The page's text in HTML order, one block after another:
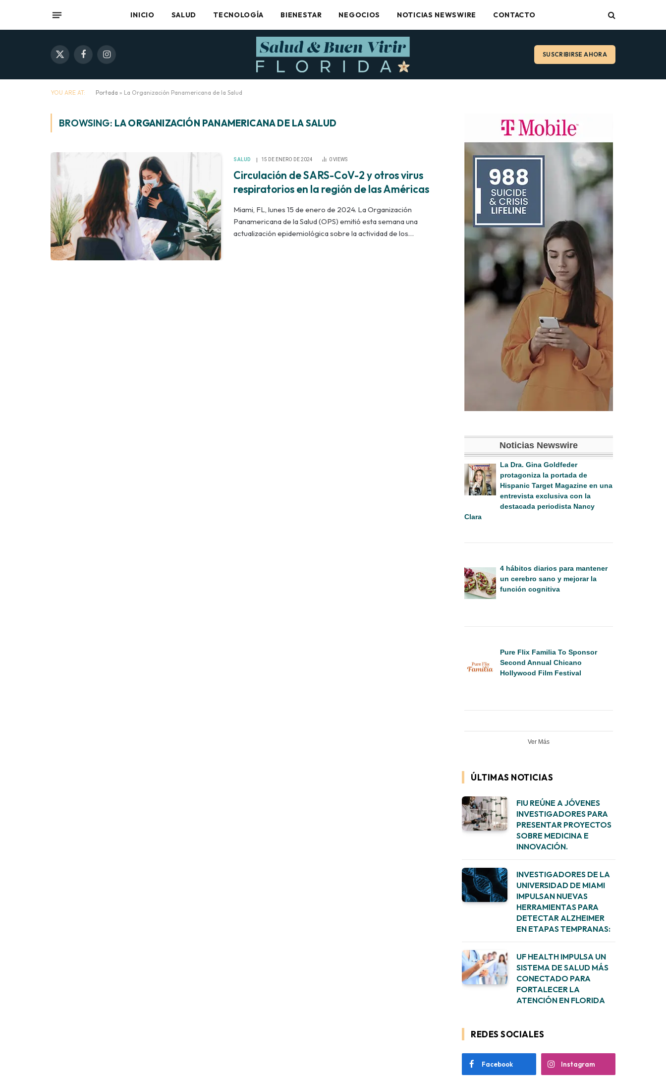
INICIO SALUD TECNOLOGÍA BIENESTAR NEGOCIOS NOTICIAS NEWSWIRE CONTACTO
X
FacebookInstagram SUSCRIBIRSE AHORA
YOU ARE AT: Portada » La Organización Panamericana de la Salud
BROWSING: LA ORGANIZACIÓN PANAMERICANA DE LA SALUD
SALUD 15 DE ENERO DE 2024 0VIEWS
Circulación de SARS-CoV-2 y otros virus
respiratorios en la región de las Américas
Miami, FL, lunes 15 de enero de 2024. La Organización
Panamericana de la Salud (OPS) emitió esta semana una
actualización epidemiológica sobre la actividad de los…
Noticias Newswire
La Dra. Gina Goldfeder
protagoniza la portada de
Hispanic Target Magazine en una
entrevista exclusiva con la
destacada periodista Nancy
Clara
4 hábitos diarios para mantener
un cerebro sano y mejorar la
función cognitiva
Pure Flix Familia To Sponsor
Second Annual Chicano
Hollywood Film Festival
Ver Más
ÚLTIMAS NOTICIAS
FIU REÚNE A JÓVENES
INVESTIGADORES PARA
PRESENTAR PROYECTOS
SOBRE MEDICINA E
INNOVACIÓN.
INVESTIGADORES DE LA
UNIVERSIDAD DE MIAMI
IMPULSAN NUEVAS
HERRAMIENTAS PARA
DETECTAR ALZHEIMER
EN ETAPAS TEMPRANAS:
UF HEALTH IMPULSA UN
SISTEMA DE SALUD MÁS
CONECTADO PARA
FORTALECER LA
ATENCIÓN EN FLORIDA
REDES SOCIALES
Facebook Instagram